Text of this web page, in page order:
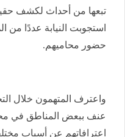
تبعها من أحداث لكشف
استجوبت النيابة عددًا
حضور محاميهم.
واعترف المتهمون خلال
عنف ببعض المناطق في
اعترافاتهم عن أسباب